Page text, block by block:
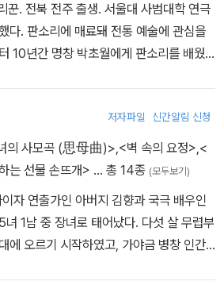
꾼. 전북 전주 출생. 서울대 사범대학 연극
다. 판소리에 매료돼 전통 예술에 관심을
10년간 명창 박초월에게 판소리를 배웠
>로 청룡영화상 남우주연상을 받으며 영
렸지만, 극작가 및 연극 연출가로도 활발
황’, 놀이패 ‘한두레’, 극단 ‘연우무대’를
「아리랑」(1986), 「갑오세 가보세」(198
아 점아 콩점아」(1990), 「격정만리」(199
「우루왕」(2000) 등의 각본을 쓰고 연출하
「흥보전」(2021) 등의 각본과 연출,
저자파일 신간알림 신청
의 사모곡 (思母曲)>,<벽 속의 요정>,<
는 선물 손뜨개> … 총 14종 (모두보기)
자 연출가인 아버지 김향과 국극 배우인
1남 중 장녀로 태어났다. 다섯 살 무렵부
에 오르기 시작하였고, 가야금 병창 인간